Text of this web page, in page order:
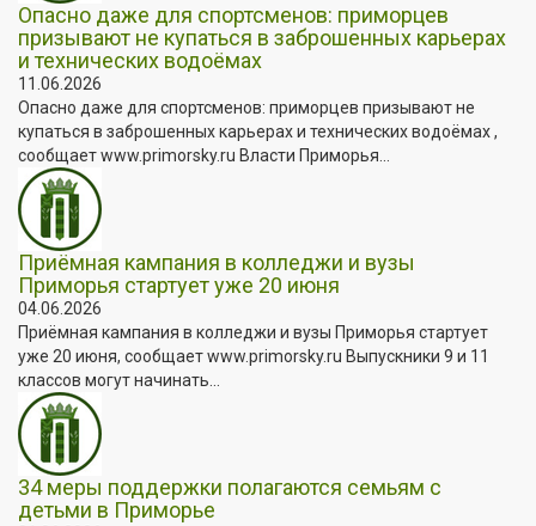
Опасно даже для спортсменов: приморцев
призывают не купаться в заброшенных карьерах
и технических водоёмах
11.06.2026
Опасно даже для спортсменов: приморцев призывают не
купаться в заброшенных карьерах и технических водоёмах ,
сообщает www.primorsky.ru Власти Приморья...
Приёмная кампания в колледжи и вузы
Приморья стартует уже 20 июня
04.06.2026
Приёмная кампания в колледжи и вузы Приморья стартует
уже 20 июня, сообщает www.primorsky.ru Выпускники 9 и 11
классов могут начинать...
34 меры поддержки полагаются семьям с
детьми в Приморье